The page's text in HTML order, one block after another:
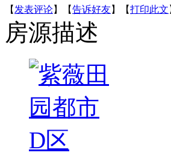
【 发表评论】【告诉好友】【打印此文
房源描述